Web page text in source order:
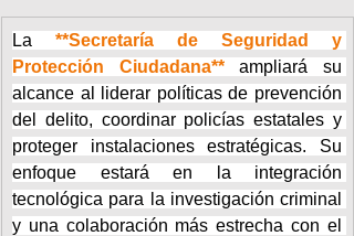
La **Secretaría de Seguridad y
Protección Ciudadana** ampliará su
alcance al liderar políticas de prevención
del delito, coordinar policías estatales y
proteger instalaciones estratégicas. Su
enfoque estará en la integración
tecnológica para la investigación criminal
y una colaboración más estrecha con el